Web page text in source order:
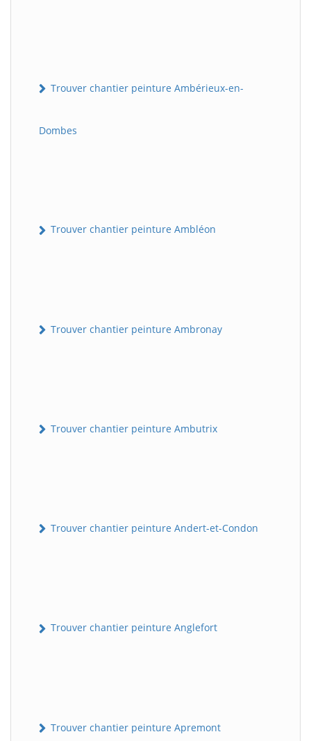
Trouver chantier peinture Ambérieux-en-
Dombes
Trouver chantier peinture Ambléon
Trouver chantier peinture Ambronay
Trouver chantier peinture Ambutrix
Trouver chantier peinture Andert-et-Condon
Trouver chantier peinture Anglefort
Trouver chantier peinture Apremont